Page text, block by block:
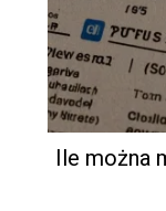
Ile można